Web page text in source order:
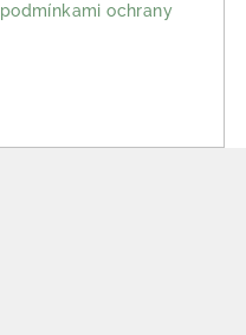
podmínkami ochrany